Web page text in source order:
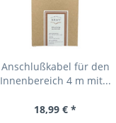
Anschlußkabel für den
Innenbereich 4 m mit...
18,99 € *